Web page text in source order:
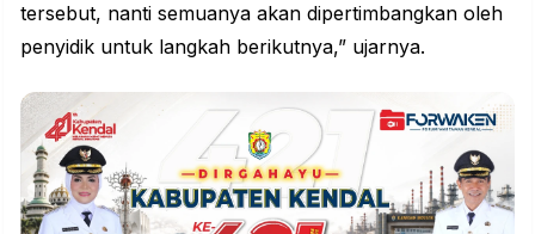
tersebut, nanti semuanya akan dipertimbangkan oleh
penyidik untuk langkah berikutnya,” ujarnya.